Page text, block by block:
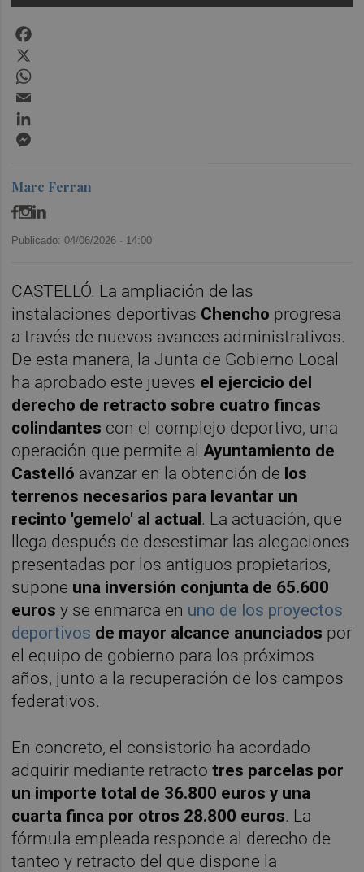
Marc Ferran
Publicado: 04/06/2026 · 14:00
CASTELLÓ. La ampliación de las
instalaciones deportivas Chencho progresa
a través de nuevos avances administrativos.
De esta manera, la Junta de Gobierno Local
ha aprobado este jueves el ejercicio del
derecho de retracto sobre cuatro fincas
colindantes con el complejo deportivo, una
operación que permite al Ayuntamiento de
Castelló avanzar en la obtención de los
terrenos necesarios para levantar un
recinto 'gemelo' al actual. La actuación, que
llega después de desestimar las alegaciones
presentadas por los antiguos propietarios,
supone una inversión conjunta de 65.600
euros y se enmarca en uno de los proyectos
deportivos de mayor alcance anunciados por
el equipo de gobierno para los próximos
años, junto a la recuperación de los campos
federativos.
En concreto, el consistorio ha acordado
adquirir mediante retractotres parcelas por
un importe total de 36.800 euros y una
cuarta finca por otros 28.800 euros. La
fórmula empleada responde al derecho de
tanteo y retracto del que dispone la